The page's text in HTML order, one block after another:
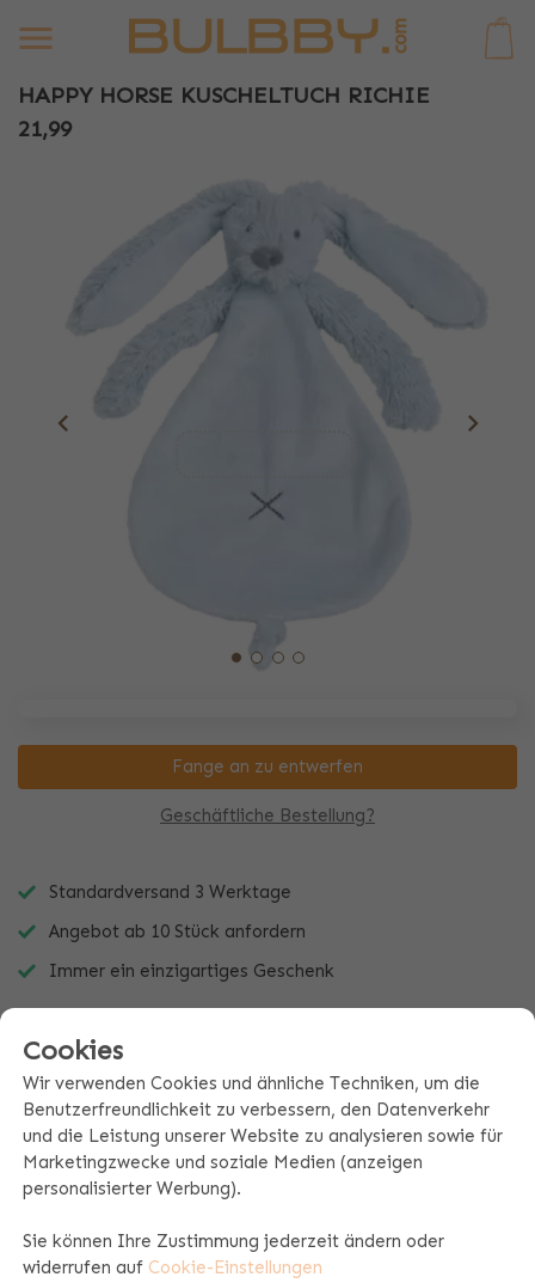
HAPPY HORSE KUSCHELTUCH RICHIE
21,99
Geschäftliche Bestellung?
Fange an zu entwerfen
Standardversand 3 Werktage
Angebot ab 10 Stück anfordern
Immer ein einzigartiges Geschenk
Produktspezifikationen
Cookies
Wir verwenden Cookies und ähnliche Techniken, um die
Benutzerfreundlichkeit zu verbessern, den Datenverkehr
und die Leistung unserer Website zu analysieren sowie für
Marketingzwecke und soziale Medien (anzeigen
personalisierter Werbung).
Sie können Ihre Zustimmung jederzeit ändern oder
widerrufen auf Cookie-Einstellungen